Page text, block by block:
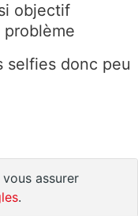
objectif
selfies donc peu
assurer
.